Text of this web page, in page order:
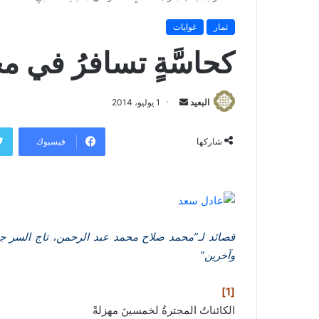
ثمار غوايات
كحاسَّةٍ تسافرُ في
البعيد
ي
ا
ت
1 يوليو، 2014
شاركها فيسبوك
قصائد لـ”محمد صلاح محمد عبد الرحمن، تاج
وآخرين”
[1]
الكائناتُ المجترةُ لخمسينَ مهزلةً